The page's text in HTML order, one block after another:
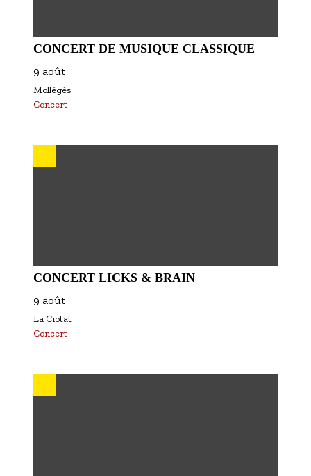
CONCERT DE MUSIQUE CLASSIQUE
9 août
Mollégès
Concert
CONCERT LICKS & BRAIN
9 août
La Ciotat
Concert